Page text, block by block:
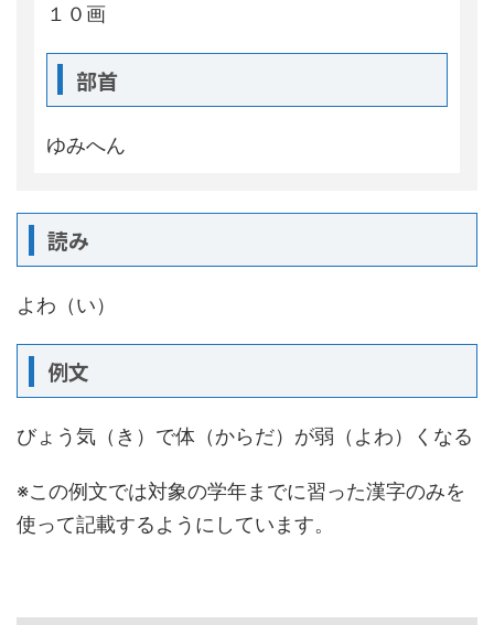
１０画
部首
ゆみへん
読み
よわ（い）
例文
びょう気（き）で体（からだ）が弱（よわ）くなる
※この例文では対象の学年までに習った漢字のみを
使って記載するようにしています。